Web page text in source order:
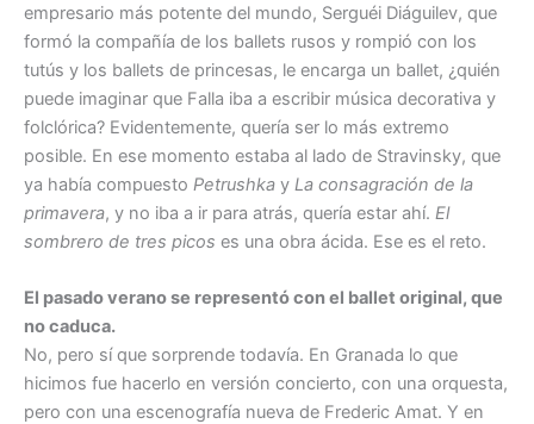
empresario más potente del mundo, Serguéi Diáguilev, que
formó la compañía de los ballets rusos y rompió con los
tutús y los ballets de princesas, le encarga un ballet, ¿quién
puede imaginar que Falla iba a escribir música decorativa y
folclórica? Evidentemente, quería ser lo más extremo
posible. En ese momento estaba al lado de Stravinsky, que
ya había compuesto Petrushka y La consagración de la
primavera, y no iba a ir para atrás, quería estar ahí. El
sombrero de tres picos es una obra ácida. Ese es el reto.
El pasado verano se representó con el ballet original, que
no caduca.
No, pero sí que sorprende todavía. En Granada lo que
hicimos fue hacerlo en versión concierto, con una orquesta,
pero con una escenografía nueva de Frederic Amat. Y en